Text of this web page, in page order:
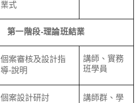
業式
第一階段-理論班結業
個案審核及設計指
導-說明
講師、實務
班學員
個案設計研討
講師群、學